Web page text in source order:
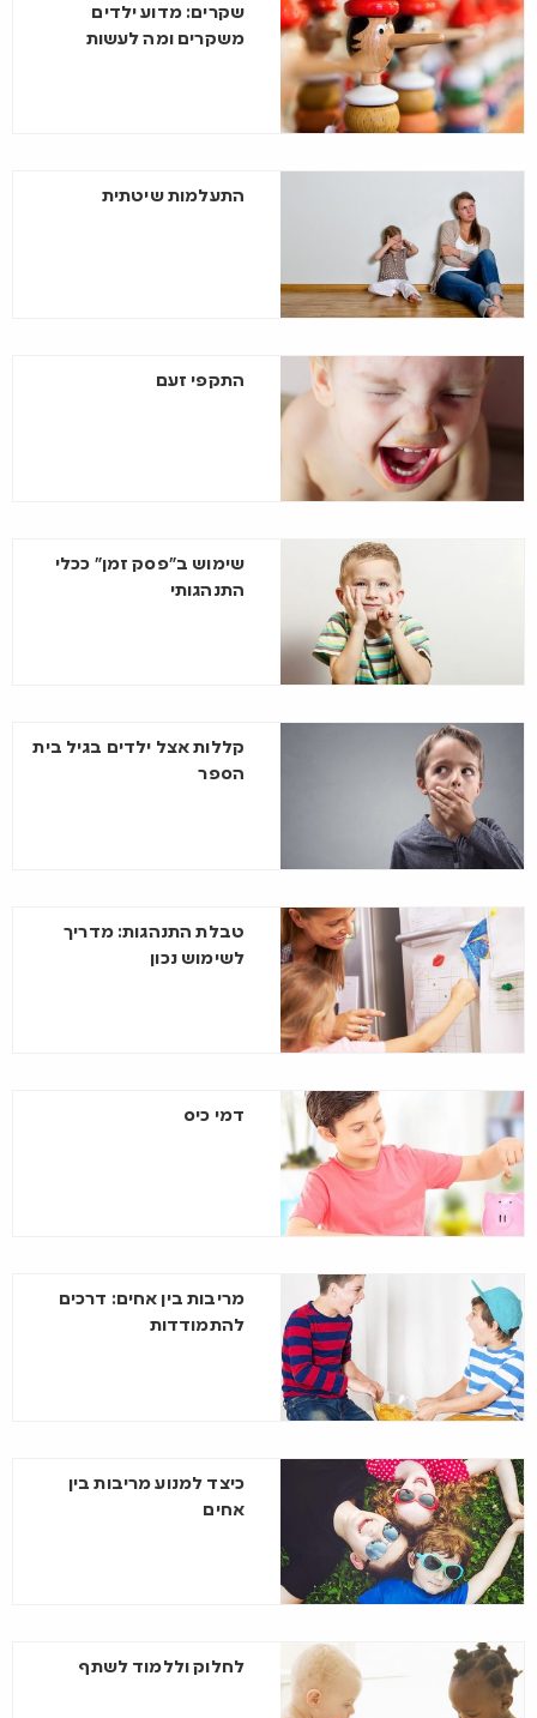
שקרים: מדוע ילדים
משקרים ומה לעשות
התעלמות שיטתית
התקפי זעם
שימוש ב”פסק זמן” ככלי
התנהגותי
קללות אצל ילדים בגיל בית
הספר
טבלת התנהגות: מדריך
לשימוש נכון
דמי כיס
מריבות בין אחים: דרכים
להתמודדות
כיצד למנוע מריבות בין
אחים
לחלוק וללמוד לשתף